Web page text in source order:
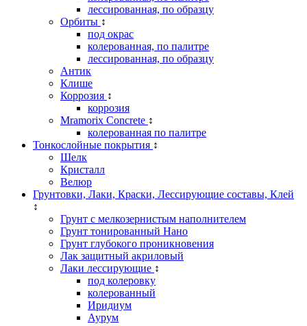
лессированная, по образцу
Орбиты ↕
под окрас
колерованная, по палитре
лессированная, по образцу
Антик
Клише
Коррозия ↕
коррозия
Mramorix Concrete ↕
колерованная по палитре
Тонкослойные покрытия ↕
Шелк
Кристалл
Велюр
Грунтовки, Лаки, Краски, Лессирующие составы, Клей
↕
Грунт с мелкозернистым наполнителем
Грунт тонированный Нано
Грунт глубокого проникновения
Лак защитный акриловый
Лаки лессирующие ↕
под колеровку
колерованный
Иридиум
Аурум